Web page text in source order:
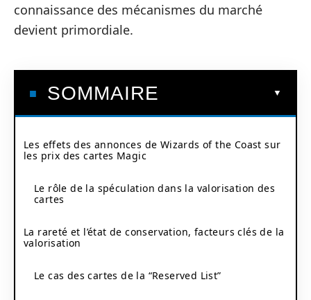
connaissance des mécanismes du marché
devient primordiale.
SOMMAIRE
Les effets des annonces de Wizards of the Coast sur
les prix des cartes Magic
Le rôle de la spéculation dans la valorisation des
cartes
La rareté et l’état de conservation, facteurs clés de la
valorisation
Le cas des cartes de la “Reserved List”